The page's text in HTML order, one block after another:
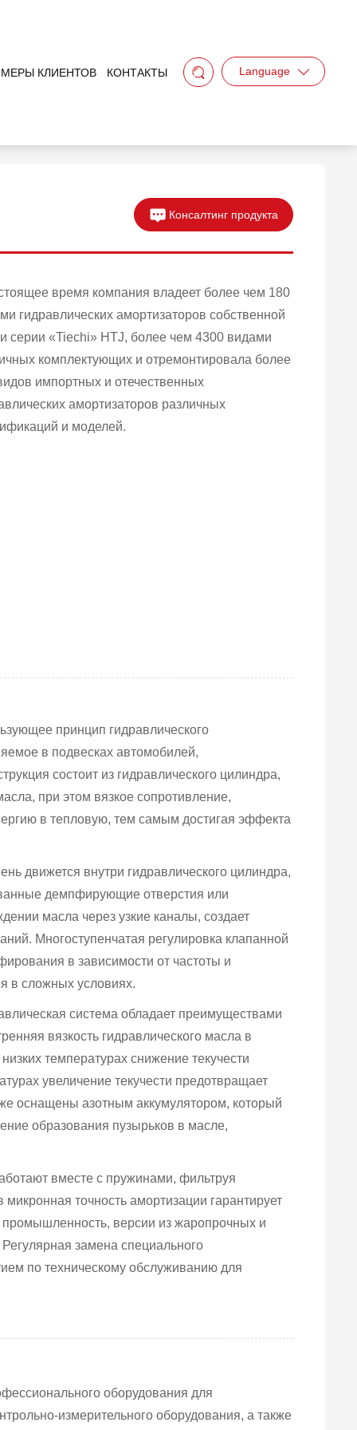
КЛИЕНТОВ КОНТАКТЫ Language
Консалтинг продукта
время компания владеет более чем 180
гидравлических амортизаторов собственной
серии «Tiechi» HTJ, более чем 4300 видами
комплектующих и отремонтировала более
импортных и отечественных
амортизаторов различных
и моделей.
принцип гидравлического
в подвесках автомобилей,
состоит из гидравлического цилиндра,
при этом вязкое сопротивление,
в тепловую, тем самым достигая эффекта
движется внутри гидравлического цилиндра,
демпфирующие отверстия или
масла через узкие каналы, создает
Многоступенчатая регулировка клапанной
в зависимости от частоты и
в сложных условиях.
система обладает преимуществами
вязкость гидравлического масла в
температурах снижение текучести
увеличение текучести предотвращает
оснащены азотным аккумулятором, который
образования пузырьков в масле,
вместе с пружинами, фильтруя
точность амортизации гарантирует
промышленность, версии из жаропрочных и
замена специального
по техническому обслуживанию для
оборудования для
измерительного оборудования, а также